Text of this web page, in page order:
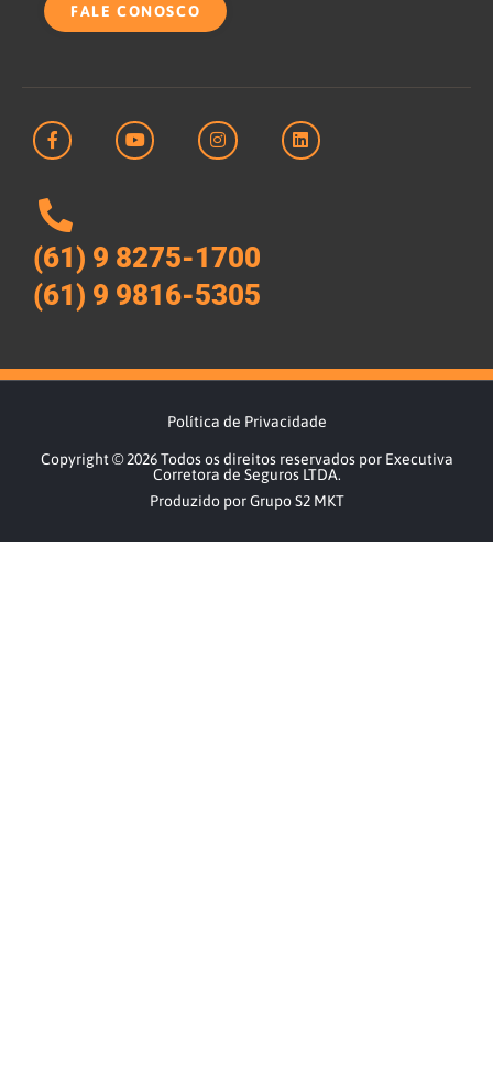
FALE CONOSCO
(61) 9 8275-1700
(61) 9 9816-5305
Política de Privacidade
Copyright © 2026 Todos os direitos reservados por Executiva
Corretora de Seguros LTDA.
Produzido por Grupo S2 MKT